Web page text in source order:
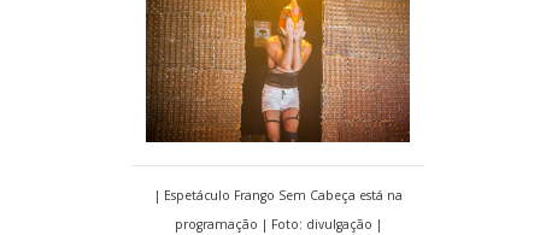
| Espetáculo Frango Sem Cabeça está na
programação | Foto: divulgação |